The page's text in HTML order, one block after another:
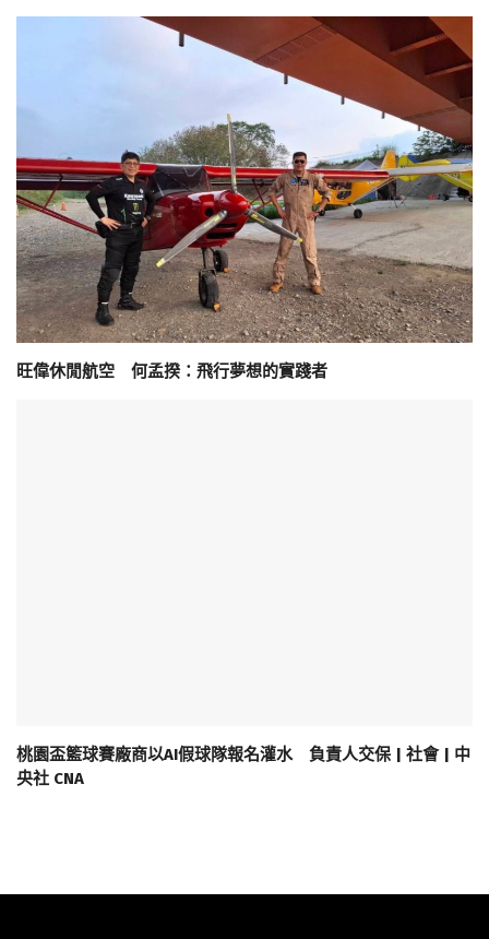
旺偉休閒航空 何孟揆：飛行夢想的實踐者
桃園盃籃球賽廠商以AI假球隊報名灌水 負責人交保 | 社會 | 中
央社 CNA